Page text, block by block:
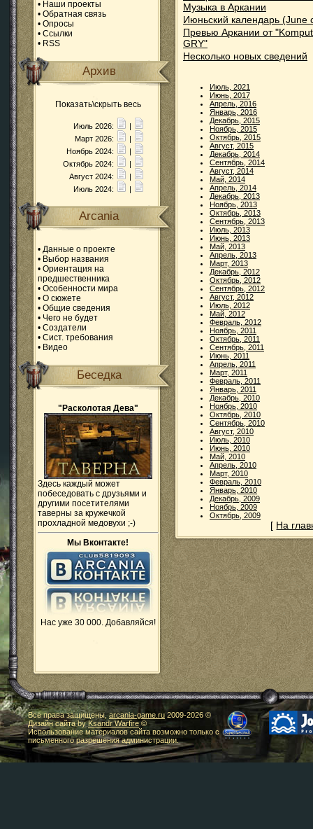
• Наши проекты
• Обратная связь
• Опросы
• Ссылки
• RSS
Архив
Показать\скрыть весь
Июль 2026:
|
Март 2026:
|
Ноябрь 2024:
|
Октябрь 2024:
|
Август 2024:
|
Июль 2024:
|
Arcania
• Данные о проекте
• Выбор названия
• Ориентация на
предшественника
• Особенности мира
• О сюжете
• Общие сведения
• Чего не будет
• Создатели
• Сист. требования
• Видео
Беседка
"Расколотая Дева"
Здесь каждый может
побеседовать с друзьями и
другими посетителями
таверны за кружечкой
прохладной медовухи ;-)
Мы Вконтакте!
Нас уже 30 000. Добавляйся!
Музыка в Аркании
Июньский календарь (June
Превью Аркании от
GRY"
Несколько новых сведений
Июль, 2021
Июнь, 2017
Апрель, 2016
Январь, 2016
Декабрь, 2015
Ноябрь, 2015
Октябрь, 2015
Август, 2015
Декабрь, 2014
Сентябрь, 2014
Август, 2014
Май, 2014
Апрель, 2014
Декабрь, 2013
Ноябрь, 2013
Октябрь, 2013
Сентябрь, 2013
Июль, 2013
Июнь, 2013
Май, 2013
Апрель, 2013
Март, 2013
Декабрь, 2012
Октябрь, 2012
Сентябрь, 2012
Август, 2012
Июль, 2012
Май, 2012
Февраль, 2012
Ноябрь, 2011
Октябрь, 2011
Сентябрь, 2011
Июнь, 2011
Апрель, 2011
Март, 2011
Февраль, 2011
Январь, 2011
Декабрь, 2010
Ноябрь, 2010
Октябрь, 2010
Сентябрь, 2010
Август, 2010
Июль, 2010
Июнь, 2010
Май, 2010
Апрель, 2010
Март, 2010
Февраль, 2010
Январь, 2010
Декабрь, 2009
Ноябрь, 2009
Октябрь, 2009
[ На
Все права защищены,arcania-game.ru2009-2026 ©
Дизайн сайта byKsandr Warfire©
Использование материалов сайта возможно только с
письменного разрешения администрации.